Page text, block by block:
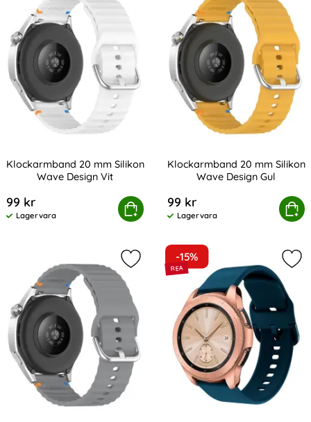
Klockarmband 20 mm Silikon
Wave Design Vit
99 kr
Tillgänglighet:
Lagervara
Köp
Klockarmband 20 mm Silikon Wave Design Vit
Klockarmband 20 mm Silikon
Wave Design Gul
99 kr
Tillgänglighet:
Lagervara
Köp
Klockarmband 20 mm
Markera klockarmband 20 mm
-15%